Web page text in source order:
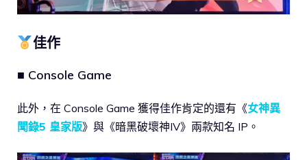
佳作
■ Console Game
此外，在 Console Game 獲得佳作肯定的還有《女神異
聞錄5 皇家版》與《暗黑破壞神IV》兩款知名 IP。